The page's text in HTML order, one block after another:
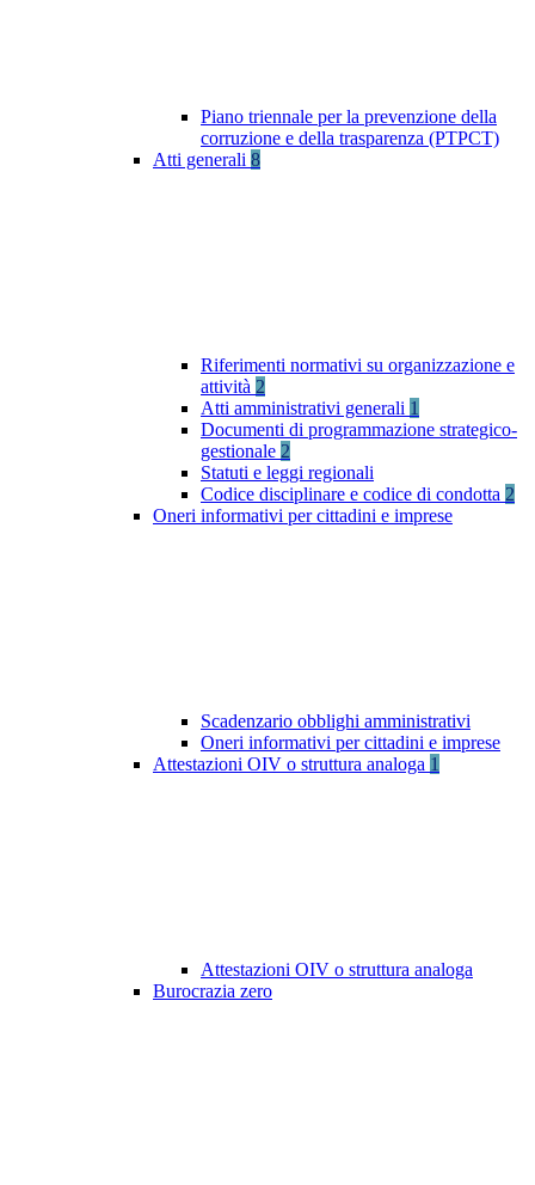
Piano triennale per la prevenzione della
corruzione e della trasparenza (PTPCT)
Atti generali 8
Riferimenti normativi su organizzazione e
attività 2
Atti amministrativi generali 1
Documenti di programmazione strategico-
gestionale 2
Statuti e leggi regionali
Codice disciplinare e codice di condotta 2
Oneri informativi per cittadini e imprese
Scadenzario obblighi amministrativi
Oneri informativi per cittadini e imprese
Attestazioni OIV o struttura analoga 1
Attestazioni OIV o struttura analoga
Burocrazia zero